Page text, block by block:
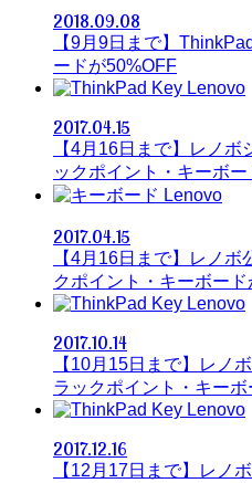
2018.09.08
【9月9日まで】
ードが50%OFF
Lenovo
2017.04.15
【4月16日まで】レノ
ックポイント・キーボ
Lenovo
2017.04.15
【4月16日まで】レノ
クポイント・キーボー
Lenovo
2017.10.14
【10月15日まで】レノ
ラックポイント・キー
Lenovo
2017.12.16
【12月17日まで】レノ